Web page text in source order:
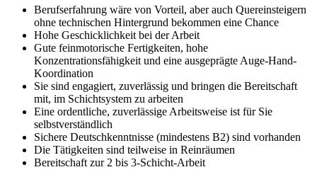
Berufserfahrung wäre von Vorteil, aber auch Quereinsteigern
ohne technischen Hintergrund bekommen eine Chance
Hohe Geschicklichkeit bei der Arbeit
Gute feinmotorische Fertigkeiten, hohe
Konzentrationsfähigkeit und eine ausgeprägte Auge-Hand-
Koordination
Sie sind engagiert, zuverlässig und bringen die Bereitschaft
mit, im Schichtsystem zu arbeiten
Eine ordentliche, zuverlässige Arbeitsweise ist für Sie
selbstverständlich
Sichere Deutschkenntnisse (mindestens B2) sind vorhanden
Die Tätigkeiten sind teilweise in Reinräumen
Bereitschaft zur 2 bis 3-Schicht-Arbeit